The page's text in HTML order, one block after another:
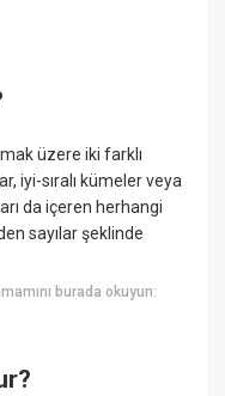
üzere iki farklı
iyi-sıralı kümeler veya
da içeren herhangi
sayılar şeklinde
burada okuyun: